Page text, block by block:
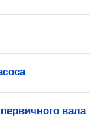
вала